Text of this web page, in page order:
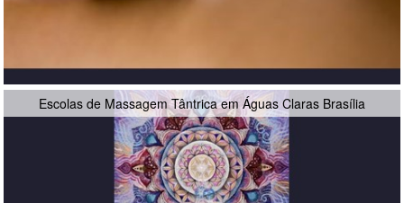
Escolas de Massagem Tântrica em Águas Claras Brasília